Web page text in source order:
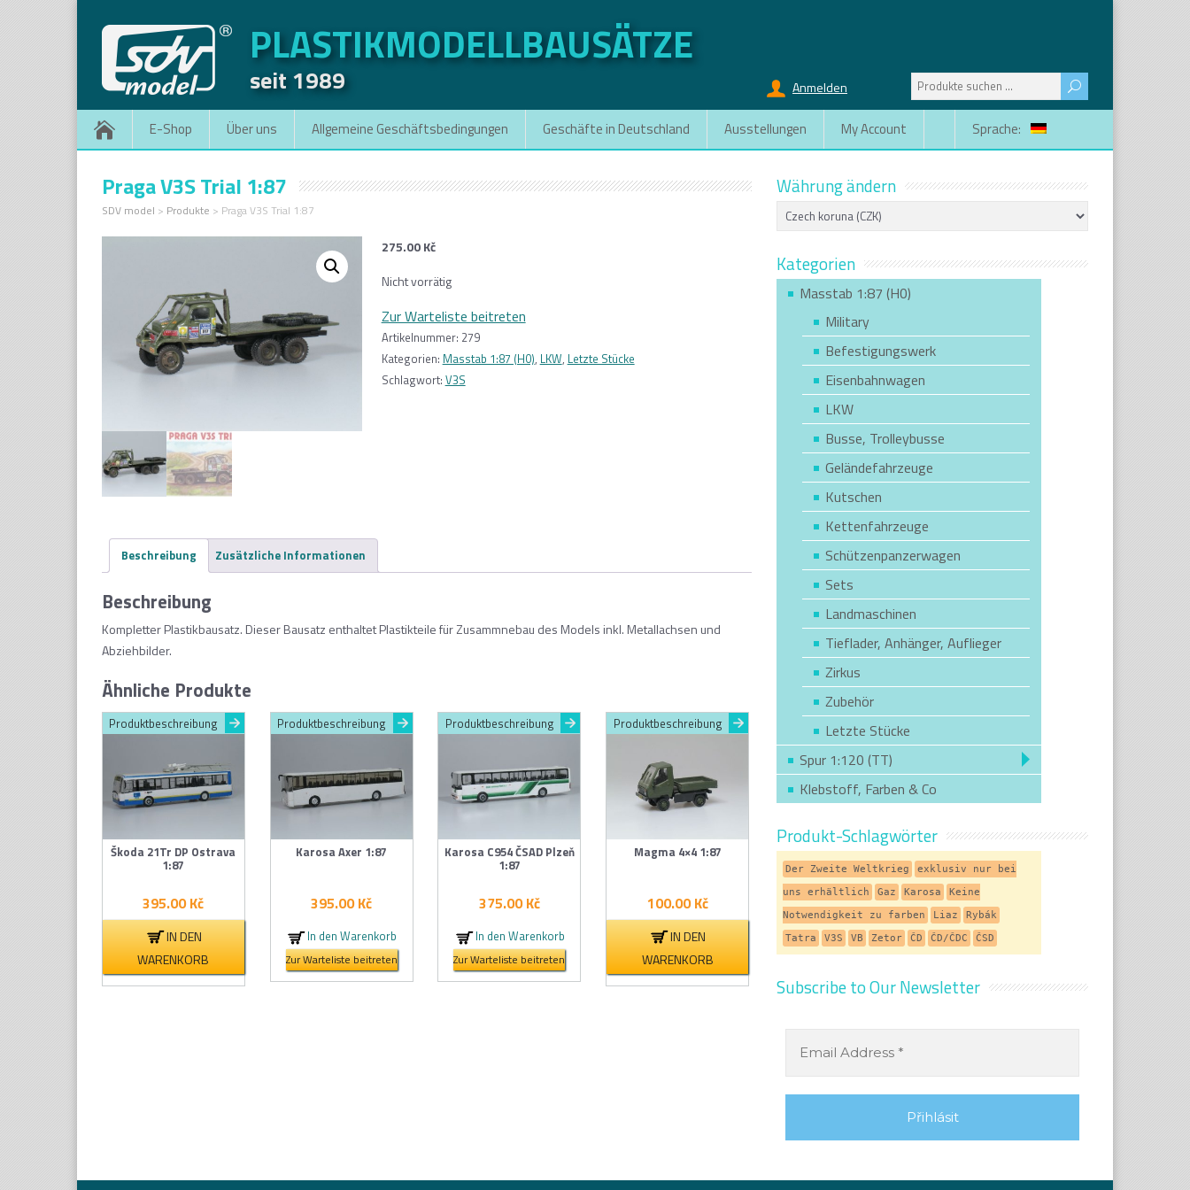
PLASTIKMODELLBAUSÄTZE
seit 1989 Anmelden
Suchen
nach:
E-Shop Über uns Allgemeine Geschäftsbedingungen Geschäfte in Deutschland Ausstellungen My Account Sprache:
Praga V3S Trial 1:87
SDV model > Produkte > Praga V3S Trial 1:87
275.00Kč
Nicht vorrätig
Zur Warteliste beitreten
Artikelnummer: 279
Kategorien: Masstab 1:87 (H0), LKW, Letzte Stücke
Schlagwort: V3S
Beschreibung Zusätzliche Informationen
Beschreibung
Kompletter Plastikbausatz. Dieser Bausatz enthaltet Plastikteile für Zusammnebau des Models inkl. Metallachsen und
Abziehbilder.
Ähnliche Produkte
Produktbeschreibung
Škoda 21Tr DP Ostrava
1:87
395.00Kč
IN DEN
WARENKORB
Produktbeschreibung
Karosa Axer 1:87
395.00Kč
In den Warenkorb
Zur Warteliste beitreten
Produktbeschreibung
Karosa C954 ČSAD Plzeň
1:87
375.00Kč
In den Warenkorb
Zur Warteliste beitreten
Produktbeschreibung
Magma 4×4 1:87
100.00Kč
IN DEN
WARENKORB
Währung ändern
Kategorien
Masstab 1:87 (H0)
Military
Befestigungswerk
Eisenbahnwagen
LKW
Busse, Trolleybusse
Geländefahrzeuge
Kutschen
Kettenfahrzeuge
Schützenpanzerwagen
Sets
Landmaschinen
Tieflader, Anhänger, Auflieger
Zirkus
Zubehör
Letzte Stücke
Spur 1:120 (TT)
Klebstoff, Farben & Co
Produkt-Schlagwörter
Der Zweite Weltkrieg
exklusiv nur bei
uns erhältlich
Gaz Karosa
Keine
Notwendigkeit zu farben
Liaz
Rybák
Tatra
V3S VB Zetor ČD ČD/ČDC ČSD
Subscribe to Our Newsletter